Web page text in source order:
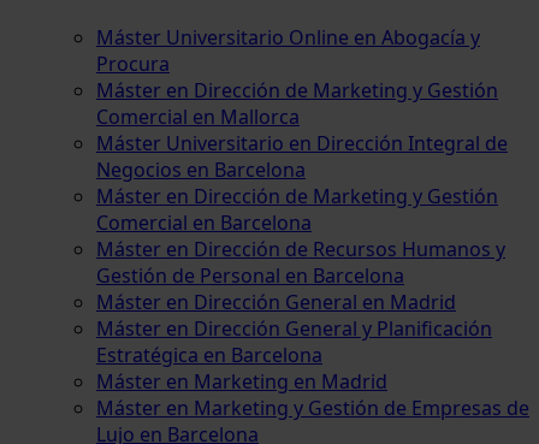
Máster Universitario Online en Abogacía y
Procura
Máster en Dirección de Marketing y Gestión
Comercial en Mallorca
Máster Universitario en Dirección Integral de
Negocios en Barcelona
Máster en Dirección de Marketing y Gestión
Comercial en Barcelona
Máster en Dirección de Recursos Humanos y
Gestión de Personal en Barcelona
Máster en Dirección General en Madrid
Máster en Dirección General y Planificación
Estratégica en Barcelona
Máster en Marketing en Madrid
Máster en Marketing y Gestión de Empresas de
Lujo en Barcelona